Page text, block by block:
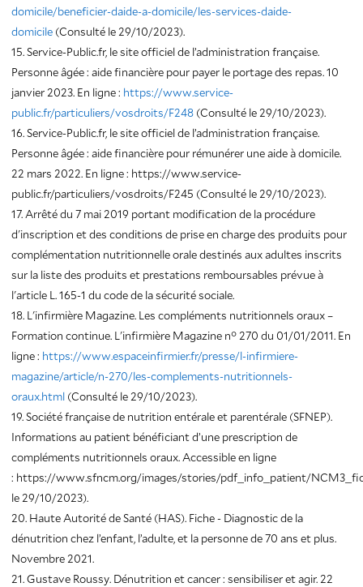
domicile/beneficier-daide-a-domicile/les-services-daide-
domicile (Consulté le 29/10/2023).
15. Service-Public.fr, le site officiel de l’administration française.
Personne âgée : aide financière pour payer le portage des repas. 10
janvier 2023. En ligne : https://www.service-
public.fr/particuliers/vosdroits/F248 (Consulté le 29/10/2023).
16. Service-Public.fr, le site officiel de l’administration française.
Personne âgée : aide financière pour rémunérer une aide à domicile.
22 mars 2022. En ligne : https://www.service-
public.fr/particuliers/vosdroits/F245 (Consulté le 29/10/2023).
17. Arrêté du 7 mai 2019 portant modification de la procédure
d'inscription et des conditions de prise en charge des produits pour
complémentation nutritionnelle orale destinés aux adultes inscrits
sur la liste des produits et prestations remboursables prévue à
l'article L. 165-1 du code de la sécurité sociale.
18. L'infirmière Magazine. Les compléments nutritionnels oraux –
Formation continue. L'infirmière Magazine n° 270 du 01/01/2011. En
ligne : https://www.espaceinfirmier.fr/presse/l-infirmiere-
magazine/article/n-270/les-complements-nutritionnels-
oraux.html (Consulté le 29/10/2023).
19. Société française de nutrition entérale et parentérale (SFNEP).
Informations au patient bénéficiant d’une prescription de
compléments nutritionnels oraux. Accessible en ligne
: https://www.sfncm.org/images/stories/pdf_info_patient/
le 29/10/2023).
20. Haute Autorité de Santé (HAS). Fiche - Diagnostic de la
dénutrition chez l’enfant, l’adulte, et la personne de 70 ans et plus.
Novembre 2021.
21. Gustave Roussy. Dénutrition et cancer : sensibiliser et agir. 22